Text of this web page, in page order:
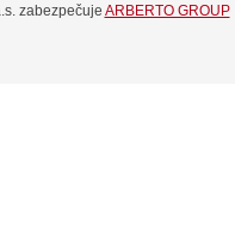
zabezpečuje ARBERTO GROUP